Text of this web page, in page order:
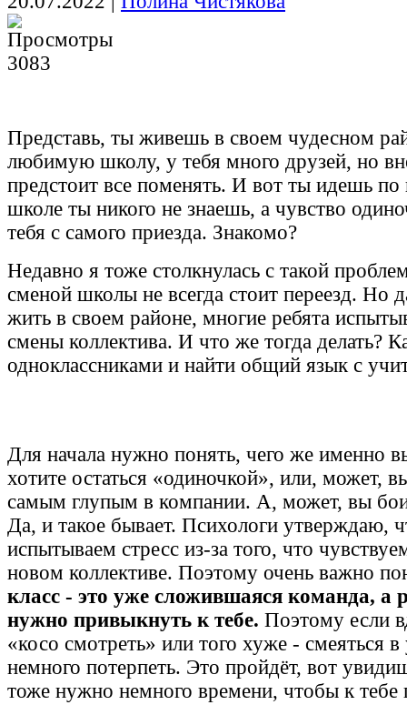
3083
Представь, ты живешь в своем чудесном
любимую школу, у тебя много друзей, но
предстоит все поменять. И вот ты идешь
школе ты никого не знаешь, а чувство
тебя с самого приезда. Знакомо?
Недавно я тоже столкнулась с такой
сменой школы не всегда стоит переезд. Но
жить в своем районе, многие ребята
смены коллектива. И что же тогда делать?
одноклассниками и найти общий язык с
Для начала нужно понять, чего же именно
хотите остаться «одиночкой», или, может,
самым глупым в компании. А, может, вы
Да, и такое бывает. Психологи утверждаю,
испытываем стресс из-за того, что
новом коллективе. Поэтому очень важно
класс - это уже сложившаяся команда, а
нужно привыкнуть к тебе. Поэтому если
«косо смотреть» или того хуже - смеяться в
немного потерпеть. Это пройдёт, вот
тоже нужно немного времени, чтобы к